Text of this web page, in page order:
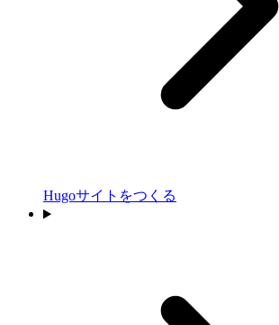
Hugoサイトをつくる